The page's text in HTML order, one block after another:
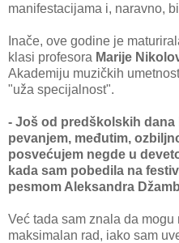
manifestacijama i, naravno,
Inače, ove godine je
klasi profesora Marije
Akademiju muzičkih
"uža specijalnost".
- Još od predškolskih dana
pevanjem, međutim,
posvećujem negde u
kada sam pobedila na
pesmom Aleksandra
Već tada sam znala da
maksimalan rad, iako sam